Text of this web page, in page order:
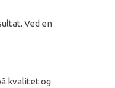
Ved en
kvalitet og